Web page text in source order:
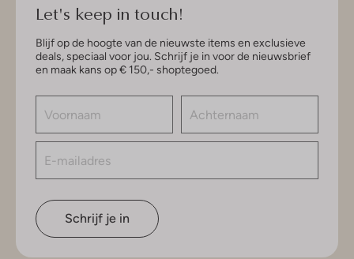
Let's keep in touch!
Blijf op de hoogte van de nieuwste items en exclusieve
deals, speciaal voor jou. Schrijf je in voor de nieuwsbrief
en maak kans op € 150,- shoptegoed.
Schrijf je in